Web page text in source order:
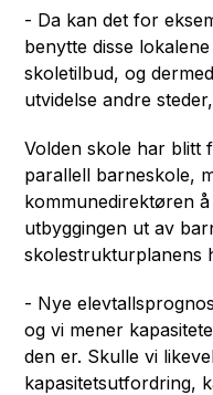
- Da kan det for
benytte disse
skoletilbud, og
utvidelse andre
Volden skole har blitt
parallell barneskole,
kommunedirektøren
utbyggingen ut av
skolestrukturplanens
- Nye
og vi mener
den er. Skulle vi
kapasitetsutfordring,